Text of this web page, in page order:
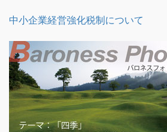
中小企業経営強化税制について